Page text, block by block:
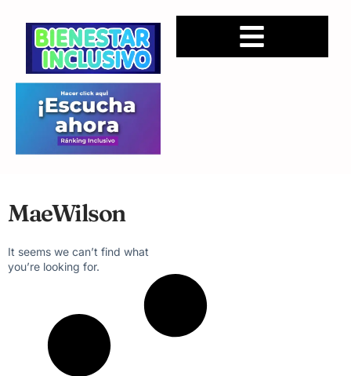
MaeWilson
It seems we can’t find what
you’re looking for.